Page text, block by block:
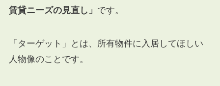
賃貸ニーズの見直し」 です。
「ターゲット」とは、所有物件に入居してほしい
人物像のことです。